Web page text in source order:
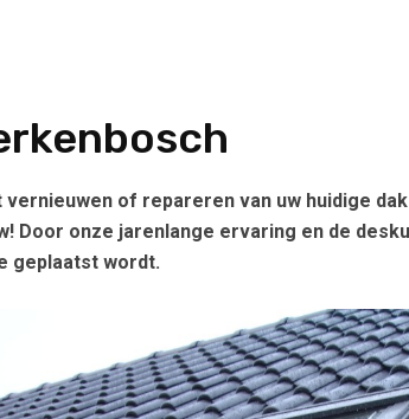
of repareren van uw huidige
Door onze jarenlange ervaring en de
geplaatst wordt.